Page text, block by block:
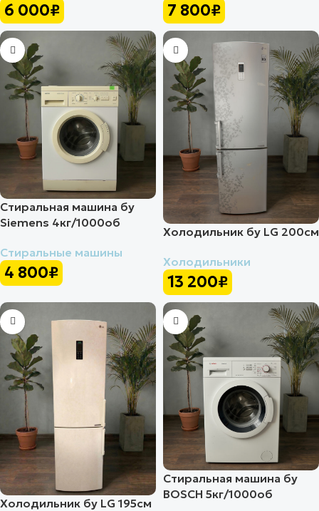
6 000₽ 7 800₽
Стиральная машина бу
Siemens 4кг/1000об
Стиральные машины
4 800₽
Холодильник бу LG 200см
Холодильники
13 200₽
Холодильник бу LG 195см
Стиральная машина бу
BOSCH 5кг/1000об